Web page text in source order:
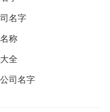
名字
称
全
司名字